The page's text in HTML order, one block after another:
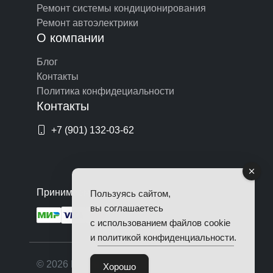
Ремонт системы кондиционирования
Ремонт автоэлектрики
О компании
Блог
Контакты
Политика конфидециальности
Контакты
+7 (901) 132-03-62
Принимаем оплату по картам
© 2026 Починим Авто. Все права
Пользуясь сайтом,
вы соглашаетесь
с использованием файлов cookie
и политикой конфиденциальности.
Хорошо